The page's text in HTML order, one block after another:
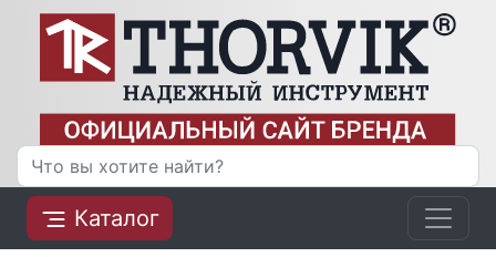
Каталог